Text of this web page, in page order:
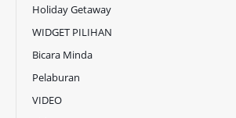
Holiday Getaway
WIDGET PILIHAN
Bicara Minda
Pelaburan
VIDEO